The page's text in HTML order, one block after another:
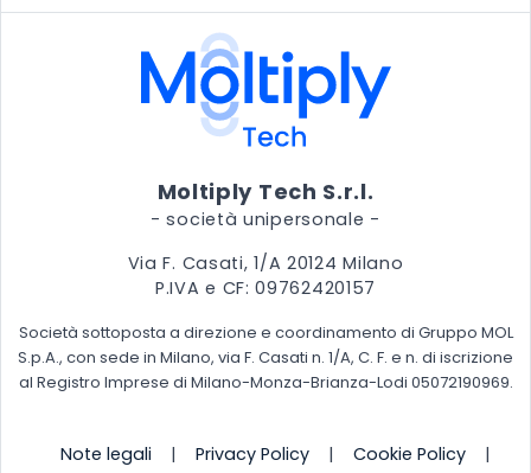
Moltiply Tech S.r.l.
- società unipersonale -
Via F. Casati, 1/A 20124 Milano
P.IVA e CF: 09762420157
Società sottoposta a direzione e coordinamento di Gruppo MOL
S.p.A., con sede in Milano, via F. Casati n. 1/A, C. F. e n. di iscrizione
al Registro Imprese di Milano-Monza-Brianza-Lodi 05072190969.
Note legali | Privacy Policy | Cookie Policy |